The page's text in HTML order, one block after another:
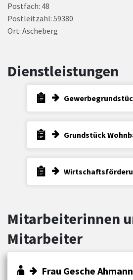
Postfach: 48
Postleitzahl: 59380
Ort: Ascheberg
Dienstleistungen
Grundstück
Mitarbeiterinnen
Mitarbeiter
Frau Gesche Ahmann